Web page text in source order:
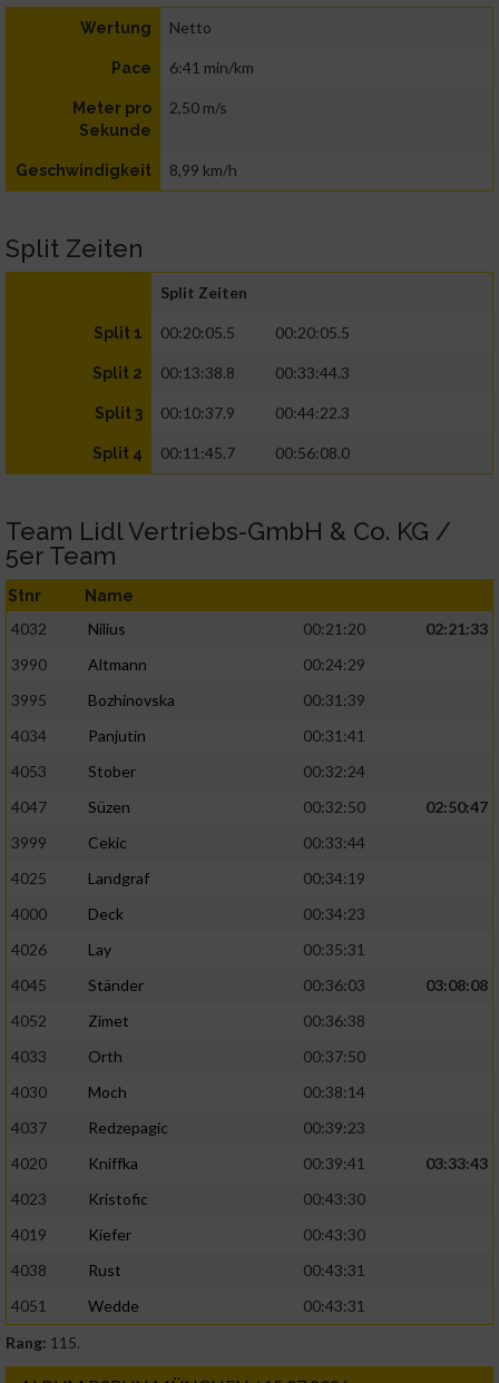
Wertung Netto
Pace 6:41 min/km
Meter pro
Sekunde
2,50 m/s
Geschwindigkeit 8,99 km/h
Split Zeiten
Split Zeiten
Split 1 00:20:05.5 00:20:05.5
Split 2 00:13:38.8 00:33:44.3
Split 3 00:10:37.9 00:44:22.3
Split 4 00:11:45.7 00:56:08.0
Team Lidl Vertriebs-GmbH & Co. KG /
5er Team
Stnr Name
4032 Nilius 00:21:20
02:21:33
3990
Altmann
00:24:29
3995
Bozhinovska
00:31:39
4034
Panjutin
00:31:41
4053
Stober
00:32:24
4047
Süzen 00:32:50
02:50:47
3999
Cekic
00:33:44
4025
Landgraf
00:34:19
4000
Deck
00:34:23
4026
Lay
00:35:31
4045
Ständer 00:36:03
03:08:08
4052
Zimet
00:36:38
4033
Orth
00:37:50
4030
Moch
00:38:14
4037
Redzepagic
00:39:23
4020
Kniffka 00:39:41
03:33:43
4023
Kristofic
00:43:30
4019
Kiefer
00:43:30
4038
Rust
00:43:31
4051
Wedde
00:43:31
Rang: 115.